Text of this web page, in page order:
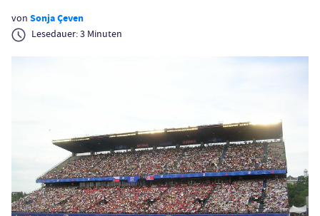
von Sonja Çeven
Lesedauer:3 Minuten